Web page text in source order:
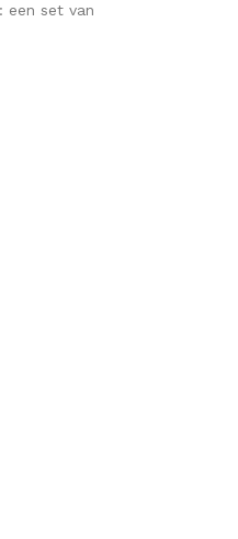
een set van